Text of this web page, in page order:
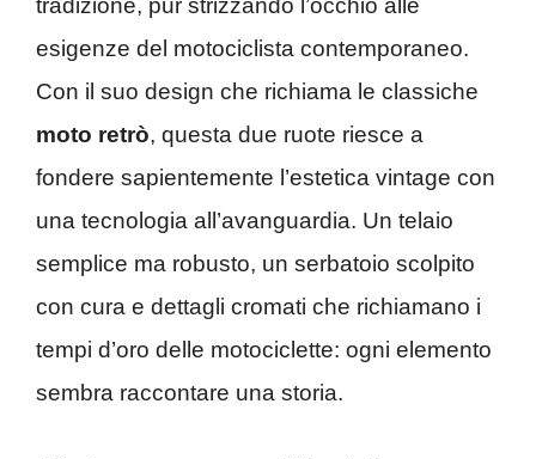
tradizione, pur strizzando l’occhio alle
esigenze del motociclista contemporaneo.
Con il suo design che richiama le classiche
moto retrò, questa due ruote riesce a
fondere sapientemente l’estetica vintage con
una tecnologia all’avanguardia. Un telaio
semplice ma robusto, un serbatoio scolpito
con cura e dettagli cromati che richiamano i
tempi d’oro delle motociclette: ogni elemento
sembra raccontare una storia.